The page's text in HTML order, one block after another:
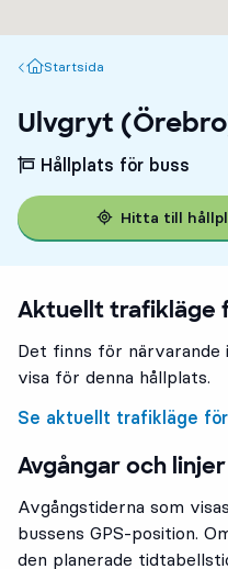
Startsida
Startsida
Ulvgryt
Hållplats för buss
Hitta till
Aktuellt trafikläge
Det finns för
visa för denna hållplats.
Se aktuellt trafikläge
Avgångar och linjer
Avgångstiderna som
bussens GPS-position.
den planerade